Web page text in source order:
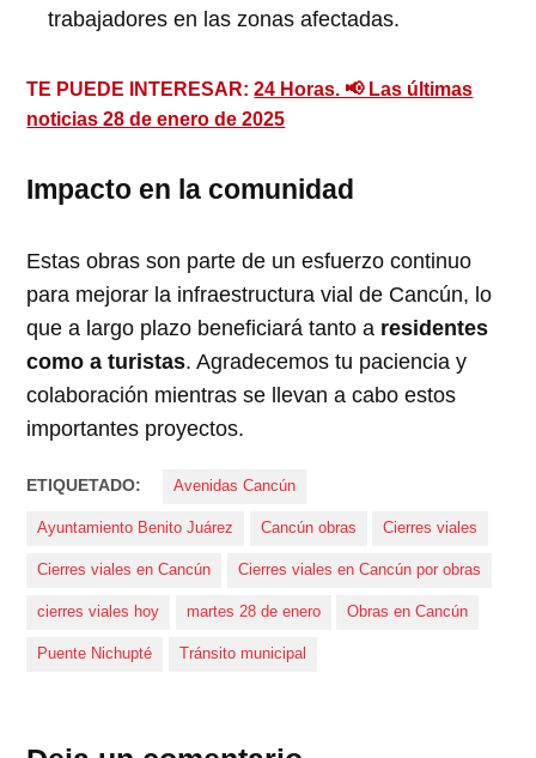
trabajadores en las zonas afectadas.
TE PUEDE INTERESAR:24 Horas. 📢 Las últimas
noticias 28 de enero de 2025
Impacto en la comunidad
Estas obras son parte de un esfuerzo continuo
para mejorar la infraestructura vial de Cancún, lo
que a largo plazo beneficiará tanto a residentes
como a turistas. Agradecemos tu paciencia y
colaboración mientras se llevan a cabo estos
importantes proyectos.
ETIQUETADO: Avenidas Cancún
Ayuntamiento Benito Juárez Cancún obras Cierres viales
Cierres viales en Cancún Cierres viales en Cancún por obras
cierres viales hoy martes 28 de enero Obras en Cancún
Puente Nichupté Tránsito municipal